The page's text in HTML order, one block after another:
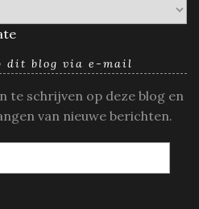
dit blog via e-mail
te schrijven op deze blog en
van nieuwe berichten.